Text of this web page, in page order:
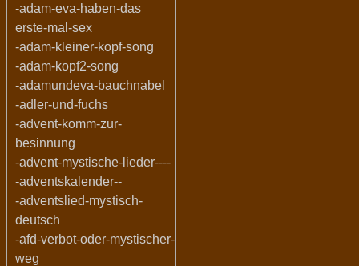
-adam-eva-haben-das
erste-mal-sex
-adam-kleiner-kopf-song
-adam-kopf2-song
-adamundeva-bauchnabel
-adler-und-fuchs
-advent-komm-zur-
besinnung
-advent-mystische-lieder----
-adventskalender--
-adventslied-mystisch-
deutsch
-afd-verbot-oder-mystischer-
weg